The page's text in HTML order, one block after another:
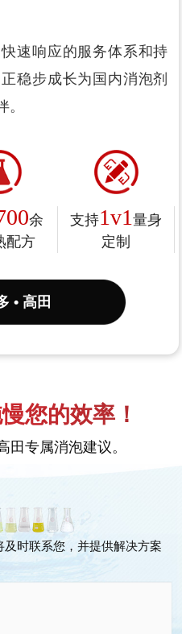
响应的服务体系和持
稳步成长为国内消泡剂
余
配方
支持1v1 量身
定制
• 高田
您的效率！
田专属消泡建议。
时联系您，并提供解决方案